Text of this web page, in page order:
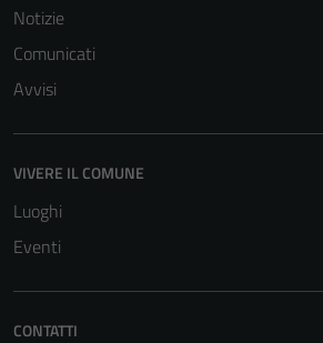
Notizie
Comunicati
Avvisi
VIVERE IL COMUNE
Luoghi
Eventi
CONTATTI